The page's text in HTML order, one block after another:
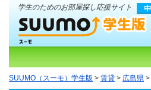
学生のためのお部屋探し応援サイト
SUUMO（スーモ）学生版 > 賃貸 > 広島県 >